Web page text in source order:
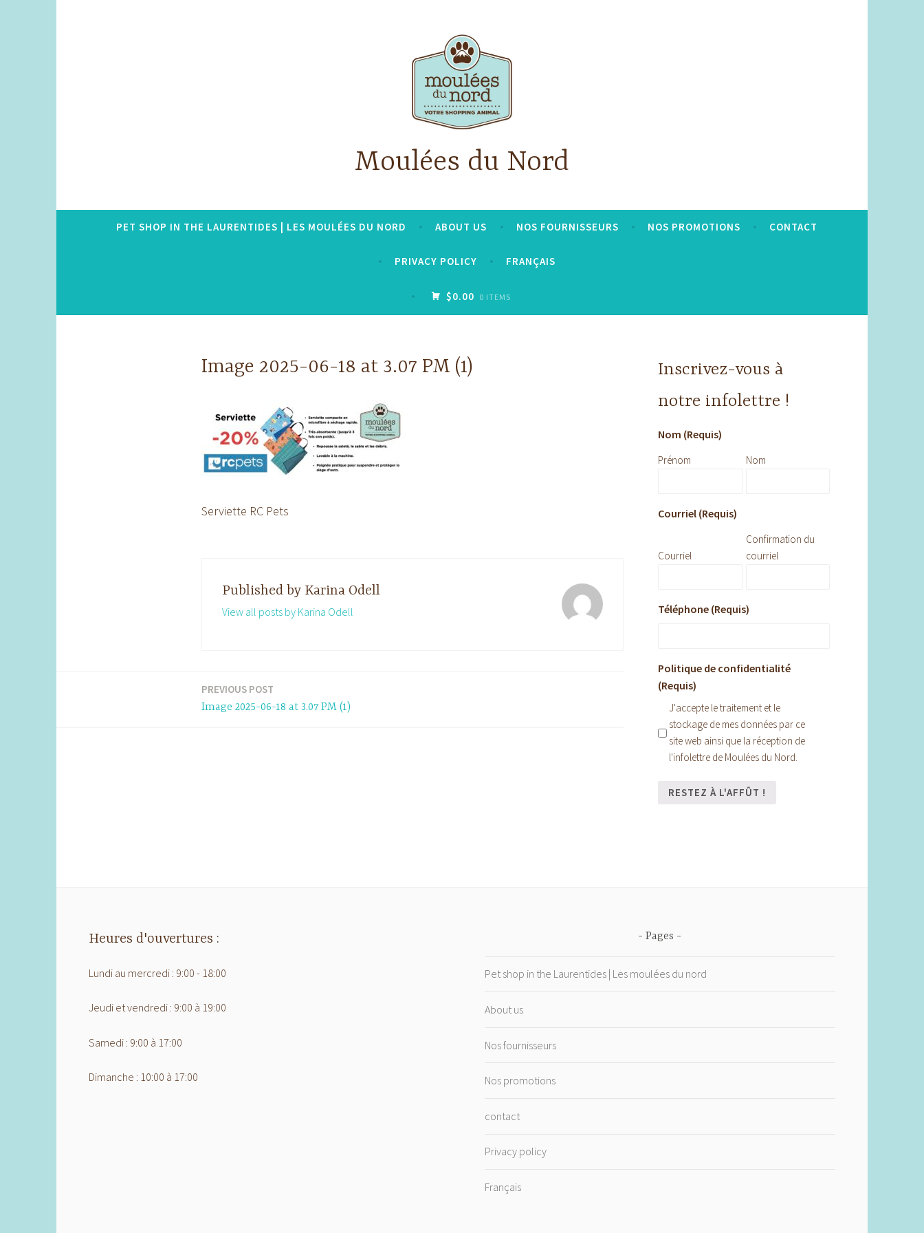
Moulées du Nord
PET SHOP IN THE LAURENTIDES | LES MOULÉES DU NORD ABOUT US NOS FOURNISSEURS NOS PROMOTIONS CONTACT
PRIVACY POLICY FRANÇAIS
$0.00 0 ITEMS
Image 2025-06-18 at 3.07 PM (1)
Serviette RC Pets
Published by Karina Odell
View all posts by Karina Odell
PREVIOUS POST
Image 2025-06-18 at 3.07 PM (1)
Inscrivez-vous à
notre infolettre !
Nom (Requis)
Prénom Nom
Courriel (Requis)
Courriel
Confirmation du
courriel
Téléphone (Requis)
Politique de confidentialité
(Requis)
J'accepte le traitement et le
stockage de mes données par ce
site web ainsi que la réception de
l'infolettre de Moulées du Nord.
Heures d'ouvertures :
Lundi au mercredi : 9:00 - 18:00
Jeudi et vendredi : 9:00 à 19:00
Samedi : 9:00 à 17:00
Dimanche : 10:00 à 17:00
Pages
Pet shop in the Laurentides | Les moulées du nord
About us
Nos fournisseurs
Nos promotions
contact
Privacy policy
Français